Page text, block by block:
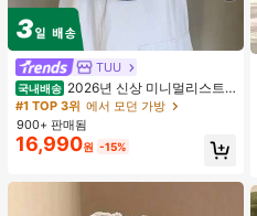
TUU
국내배송 2026년 신상 미니멀리스트
도트 캔버스 토트백, 대용량 캐주얼 다
용도 통근 숄더 핸드백
#1 TOP 3위 에서 모던 가방
900+ 판매됨
16,990원 -15%